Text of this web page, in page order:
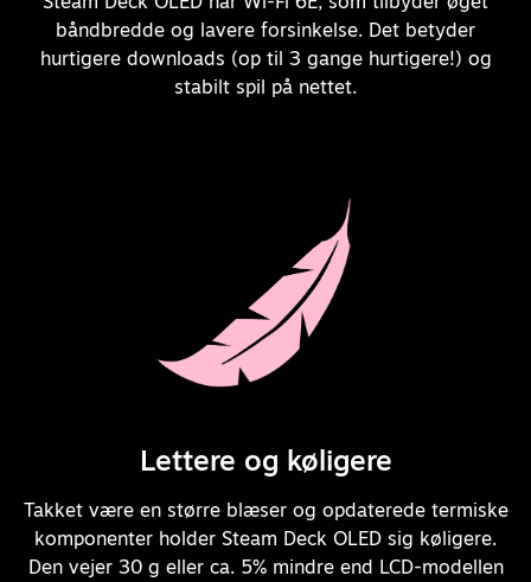
båndbredde og lavere forsinkelse. Det betyder
hurtigere downloads (op til 3 gange hurtigere!) og
stabilt spil på nettet.
Lettere og køligere
Takket være en større blæser og opdaterede termiske
komponenter holder Steam Deck OLED sig køligere.
Den vejer 30 g eller ca. 5% mindre end LCD-modellen